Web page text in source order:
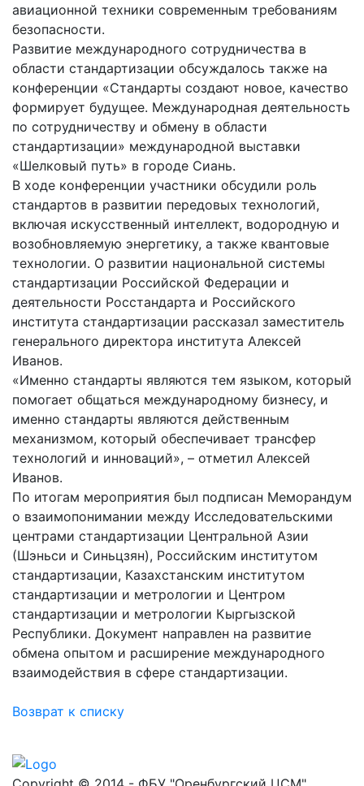
авиационной техники современным требованиям
безопасности.
Развитие международного сотрудничества в
области стандартизации обсуждалось также на
конференции «Стандарты создают новое, качество
формирует будущее. Международная деятельность
по сотрудничеству и обмену в области
стандартизации» международной выставки
«Шелковый путь» в городе Сиань.
В ходе конференции участники обсудили роль
стандартов в развитии передовых технологий,
включая искусственный интеллект, водородную и
возобновляемую энергетику, а также квантовые
технологии. О развитии национальной системы
стандартизации Российской Федерации и
деятельности Росстандарта и Российского
института стандартизации рассказал заместитель
генерального директора института Алексей
Иванов.
«Именно стандарты являются тем языком, который
помогает общаться международному бизнесу, и
именно стандарты являются действенным
механизмом, который обеспечивает трансфер
технологий и инноваций», – отметил Алексей
Иванов.
По итогам мероприятия был подписан Меморандум
о взаимопонимании между Исследовательскими
центрами стандартизации Центральной Азии
(Шэньси и Синьцзян), Российским институтом
стандартизации, Казахстанским институтом
стандартизации и метрологии и Центром
стандартизации и метрологии Кыргызской
Республики. Документ направлен на развитие
обмена опытом и расширение международного
взаимодействия в сфере стандартизации.
Возврат к списку